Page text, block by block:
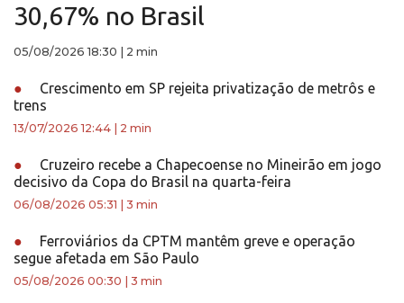
30,67% no Brasil
05/08/2026 18:30 2 min
●
Crescimento em SP rejeita privatização de metrôs e
trens
13/07/2026 12:44 2 min
●
Cruzeiro recebe a Chapecoense no Mineirão em jogo
decisivo da Copa do Brasil na quarta-feira
06/08/2026 05:31 3 min
●
Ferroviários da CPTM mantêm greve e operação
segue afetada em São Paulo
05/08/2026 00:30 3 min